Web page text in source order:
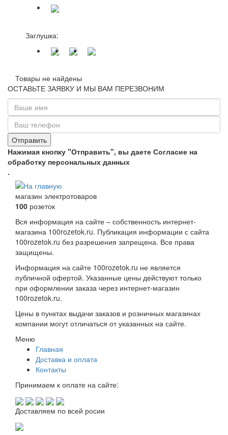
Заглушка:
Товары не найдены
ОСТАВЬТЕ ЗАЯВКУ И МЫ ВАМ ПЕРЕЗВОНИМ
Нажимая кнопку "Отправить", вы даете Согласие на
обработку персональных данных
.
магазин электротоваров
100 розеток
Вся информация на сайте – собственность интернет-
магазина 100rozetok.ru. Публикация информации с сайта
100rozetok.ru без разрешения запрещена. Все права
защищены.
Информация на сайте 100rozetok.ru не является
публичной офертой. Указанные цены действуют только
при оформлении заказа через интернет-магазин
100rozetok.ru.
Цены в пунктах выдачи заказов и розничных магазинах
компании могут отличаться от указанных на сайте.
Меню
Главная
Доставка и оплата
Контакты
Принимаем к оплате на сайте:
Доставляем по всей росии